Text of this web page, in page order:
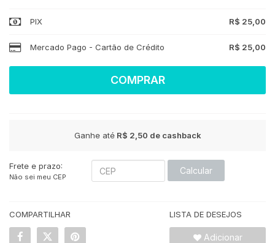
PIX R$ 25,00
Mercado Pago - Cartão de Crédito R$ 25,00
COMPRAR
Ganhe atéR$ 2,50 de cashback
Frete e prazo:
Não sei meu CEP
Calcular
COMPARTILHAR LISTA DE DESEJOS
Adicionar